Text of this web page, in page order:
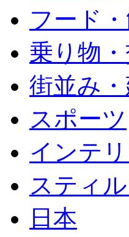
フード
乗り物
街並み
スポーツ
インテ
スティ
日本